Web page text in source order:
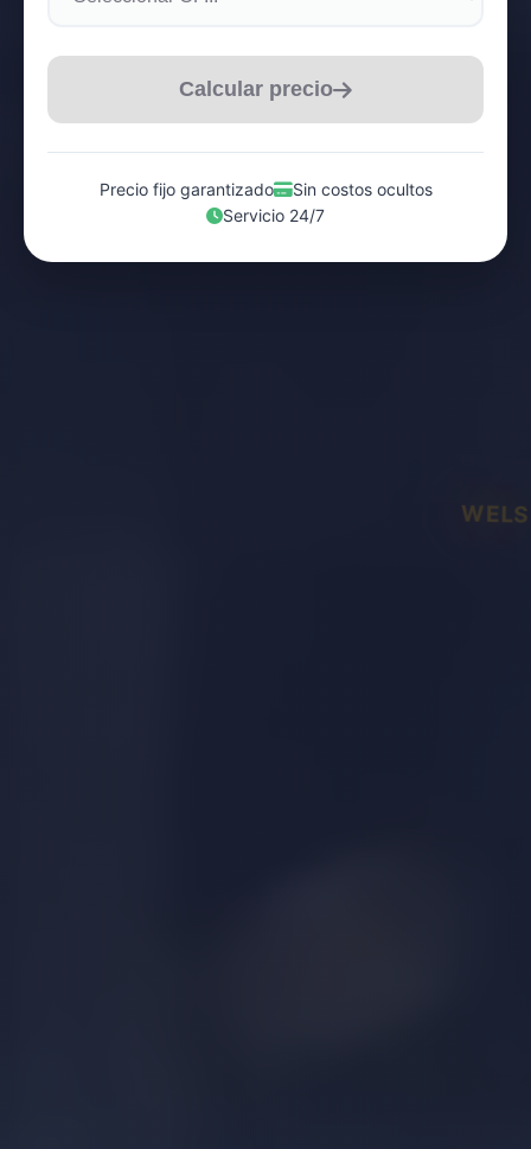
WELS
Calcular precio
Precio fijo garantizado
Sin costos ocultos
Servicio 24/7